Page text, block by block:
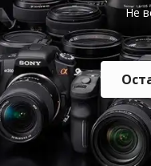
Не